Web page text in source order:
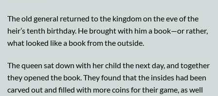
The old general returned to the kingdom on the eve of the
heir’s tenth birthday. He brought with him a book—or rather,
what looked like a book from the outside.
The queen sat down with her child the next day, and together
they opened the book. They found that the insides had been
carved out and filled with more coins for their game, as well